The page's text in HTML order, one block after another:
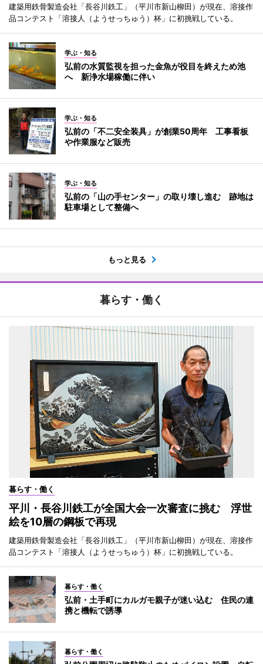
建築用鉄骨製造会社「長谷川鉄工」（平川市新山柳田）が現在、溶接作
品コンテスト「溶接人（ようせっちゅう）杯」に初挑戦している。
学ぶ・知る
弘前の水質監視を担った金魚が役目を終えため池
へ 新浄水場稼働に伴い
学ぶ・知る
弘前の「不二安全装具」が創業50周年 工事看板
や作業服など販売
学ぶ・知る
弘前の「山の手センター」の取り壊し進む 跡地は
駐車場として整備へ
もっと見る
暮らす・働く
暮らす・働く
平川・長谷川鉄工が全国大会一次審査に挑む 浮世
絵を10層の鋼板で再現
建築用鉄骨製造会社「長谷川鉄工」（平川市新山柳田）が現在、溶接作
品コンテスト「溶接人（ようせっちゅう）杯」に初挑戦している。
暮らす・働く
弘前・土手町にカルガモ親子が迷い込む 住民の連
携と機転で誘導
暮らす・働く